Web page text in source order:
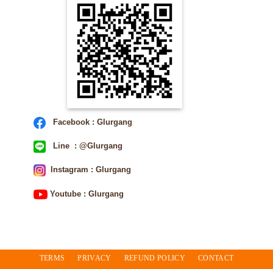
Facebook : Glurgang
Line : @Glurgang
Instagram : Glurgang
Youtube : Glurgang
TERMS PRIVACY REFUND POLICY CONTACT